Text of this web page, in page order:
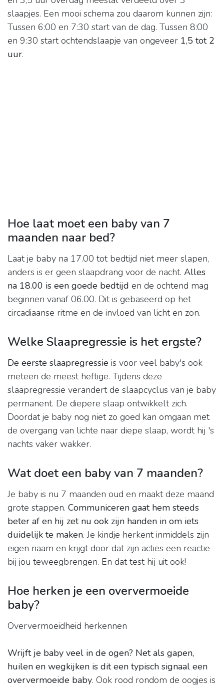
slaapjes. Een mooi schema zou daarom kunnen zijn:
Tussen 6:00 en 7:30 start van de dag. Tussen 8:00
en 9:30 start ochtendslaapje van ongeveer 1,5 tot 2
uur.
Hoe laat moet een baby van 7
maanden naar bed?
Laat je baby na 17.00 tot bedtijd niet meer slapen,
anders is er geen slaapdrang voor de nacht. Alles
na 18.00 is een goede bedtijd en de ochtend mag
beginnen vanaf 06.00. Dit is gebaseerd op het
circadiaanse ritme en de invloed van licht en zon.
Welke Slaapregressie is het ergste?
De eerste slaapregressie is voor veel baby's ook
meteen de meest heftige. Tijdens deze
slaapregressie verandert de slaapcyclus van je baby
permanent. De diepere slaap ontwikkelt zich.
Doordat je baby nog niet zo goed kan omgaan met
de overgang van lichte naar diepe slaap, wordt hij 's
nachts vaker wakker.
Wat doet een baby van 7 maanden?
Je baby is nu 7 maanden oud en maakt deze maand
grote stappen. Communiceren gaat hem steeds
beter af en hij zet nu ook zijn handen in om iets
duidelijk te maken. Je kindje herkent inmiddels zijn
eigen naam en krijgt door dat zijn acties een reactie
bij jou teweegbrengen. En dat test hij uit ook!
Hoe herken je een oververmoeide
baby?
Oververmoeidheid herkennen
Wrijft je baby veel in de ogen? Net als gapen,
huilen en wegkijken is dit een typisch signaal een
oververmoeide baby. Ook rood rondom de oogjes is